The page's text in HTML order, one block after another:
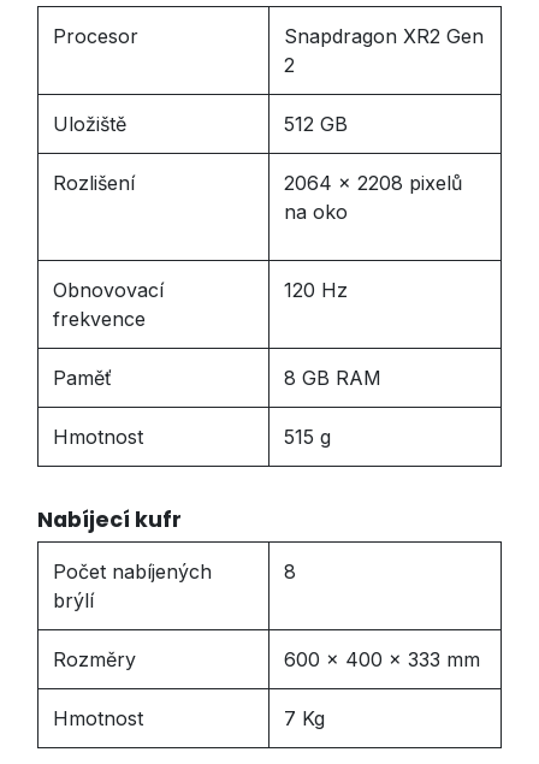
Procesor
Snapdragon XR2 Gen
2
Uložiště 512 GB
Rozlišení
2064 x 2208 pixelů
na oko
Obnovovací
frekvence
120 Hz
Paměť 8 GB RAM
Hmotnost 515 g
Nabíjecí kufr
Počet nabíjených
brýlí
8
Rozměry 600 x 400 x 333 mm
Hmotnost 7 Kg